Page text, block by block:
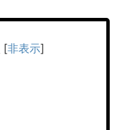
[非表示]